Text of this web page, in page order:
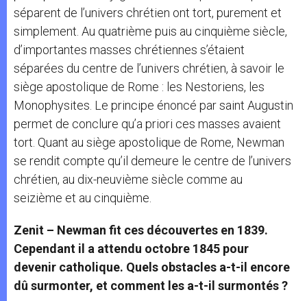
séparent de l’univers chrétien ont tort, purement et
simplement. Au quatrième puis au cinquième siècle,
d’importantes masses chrétiennes s’étaient
séparées du centre de l’univers chrétien, à savoir le
siège apostolique de Rome : les Nestoriens, les
Monophysites. Le principe énoncé par saint Augustin
permet de conclure qu’a priori ces masses avaient
tort. Quant au siège apostolique de Rome, Newman
se rendit compte qu’il demeure le centre de l’univers
chrétien, au dix-neuvième siècle comme au
seizième et au cinquième.
Zenit – Newman fit ces découvertes en 1839.
Cependant il a attendu octobre 1845 pour
devenir catholique. Quels obstacles a-t-il encore
dû surmonter, et comment les a-t-il surmontés ?